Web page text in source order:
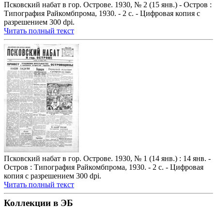
Псковский набат в гор. Острове. 1930, № 2 (15 янв.) - Остров :
Типография Райкомбпрома, 1930. - 2 с. - Цифровая копия с
разрешением 300 dpi.
Читать полный текст
Псковский набат в гор. Острове. 1930, № 1 (14 янв.) : 14 янв. -
Остров : Типография Райкомбпрома, 1930. - 2 с. - Цифровая
копия с разрешением 300 dpi.
Читать полный текст
Коллекции в ЭБ